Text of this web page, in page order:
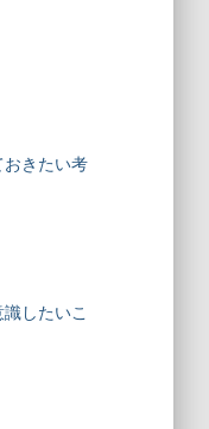
きたい考
したいこ